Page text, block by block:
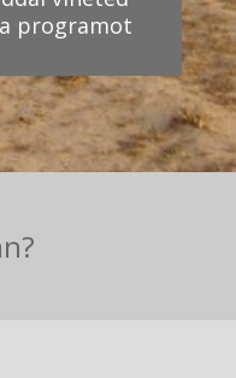
programot